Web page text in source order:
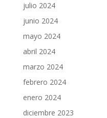
julio 2024
junio 2024
mayo 2024
abril 2024
marzo 2024
febrero 2024
enero 2024
diciembre 2023